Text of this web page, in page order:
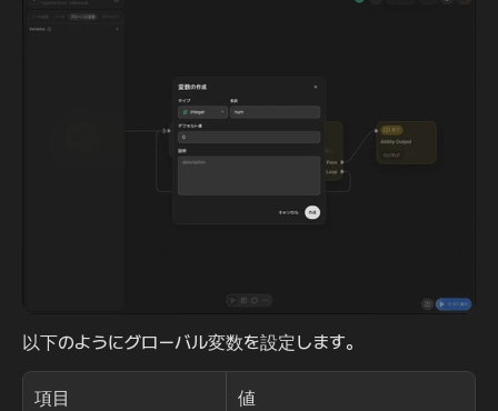
以下のようにグローバル変数を設定します。
項目 値